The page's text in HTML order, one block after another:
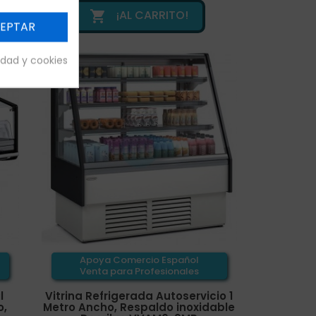
 ¡AL CARRITO!
Apoya Comercio Español
Venta para Profesionales
Vitrina Refrigerada Autoservicio 1
Metro Ancho, Respaldo inoxidable
y cookies